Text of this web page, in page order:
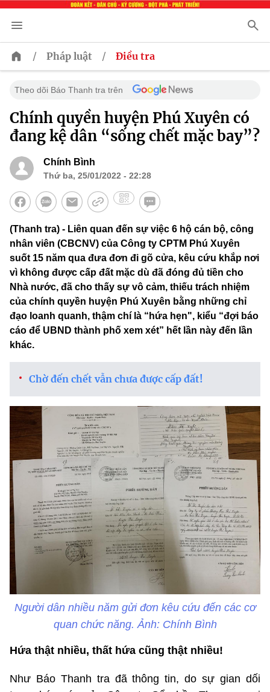
/ Pháp luật / Điều tra
Theo dõi Báo Thanh tra trên
Chính quyền huyện Phú Xuyên có
đang kệ dân “sống chết mặc bay”?
Chính Bình
Thứ ba, 25/01/2022 - 22:28
(Thanh tra) - Liên quan đến sự việc 6 hộ cán bộ, công
nhân viên (CBCNV) của Công ty CPTM Phú Xuyên
suốt 15 năm qua đưa đơn đi gõ cửa, kêu cứu khắp nơi
vì không được cấp đất mặc dù đã đóng đủ tiền cho
Nhà nước, đã cho thấy sự vô cảm, thiếu trách nhiệm
của chính quyền huyện Phú Xuyên bằng những chỉ
đạo loanh quanh, thậm chí là “hứa hẹn", kiểu “đợi báo
cáo để UBND thành phố xem xét” hết lần này đến lần
khác.
Chờ đến chết vẫn chưa được cấp đất!
Người dân nhiều năm gửi đơn kêu cứu đến các cơ
quan chức năng. Ảnh: Chính Bình
Hứa thật nhiều, thất hứa cũng thật nhiều!
Như Báo Thanh tra đã thông tin, do sự gian dối